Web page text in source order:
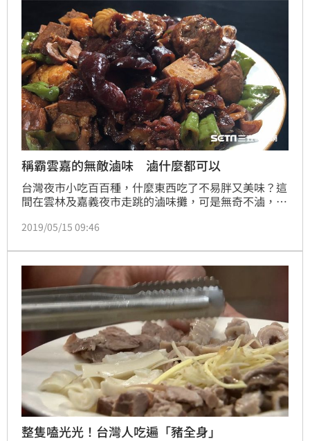
稱霸雲嘉的無敵滷味 滷什麼都可以
台灣夜市小吃百百種，什麼東西吃了不易胖又美味？這
間在雲林及嘉義夜市走跳的滷味攤，可是無奇不滷，攤
汁，使用38種中藥、14種蔬果，而且光這38種中藥，
2019/05/15 09:46
整隻嗑光光！台灣人吃遍「豬全身」